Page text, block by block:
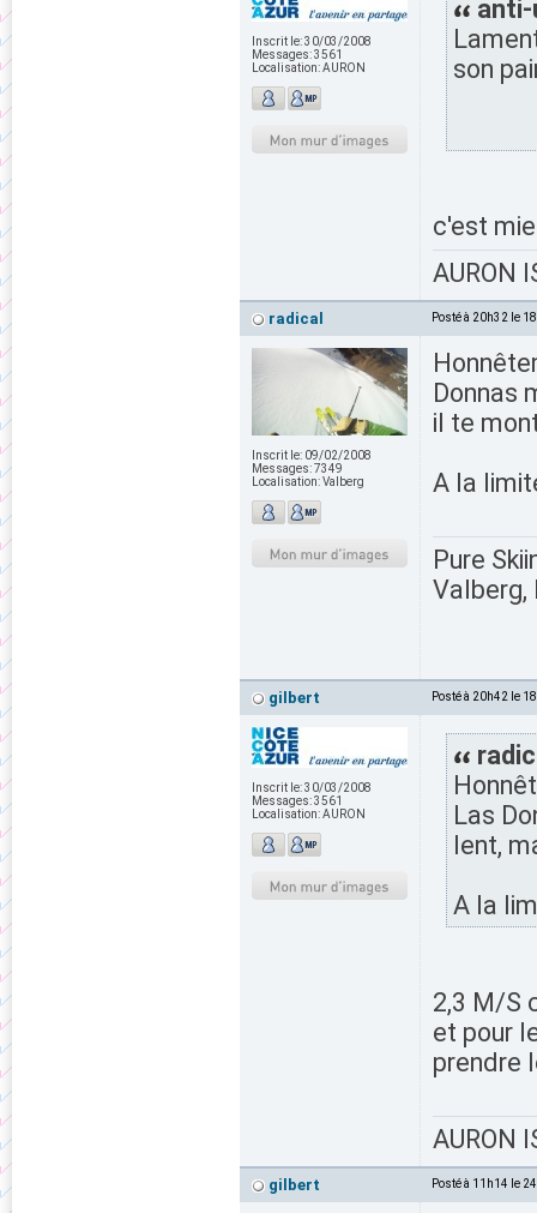
Inscrit le:30/03/2008
Messages:3561
Localisation:AURON
anti-
son
c'est
AURON
radical Posté à 20h32 le
Inscrit le: 09/02/2008
Messages:7349
Localisation:Valberg
Donnas
il te
A la
Pure
Valberg,
gilbert Posté à 20h42 le
Inscrit le:30/03/2008
Messages:3561
Localisation:AURON
Las
lent,
A la
2,3 M/S
et pour
prendre
AURON
gilbert Posté à 11h14 le